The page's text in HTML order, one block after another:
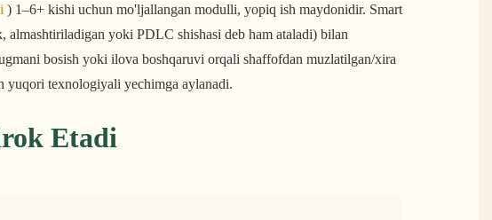
) 1–6+ kishi uchun mo'ljallangan modulli, yopiq ish maydonidir. Smart
almashtiriladigan yoki PDLC shishasi deb ham ataladi) bilan
bosish yoki ilova boshqaruvi orqali shaffofdan muzlatilgan/xira
yuqori texnologiyali yechimga aylanadi.
Etadi